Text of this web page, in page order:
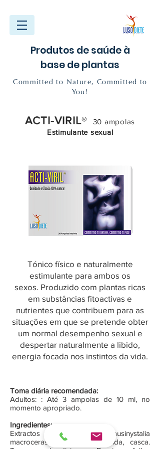
Produtos de saúde à
base de plantas
Committed to Nature, Committed to
You!
ACTI-VIRIL®
30 ampolas
Estimulante sexual
Tónico físico e naturalmente
estimulante para ambos os
sexos. Produzido com plantas ricas
em substâncias fitoactivas e
nutrientes que contribuem para as
situações em que se pretende obter
um normal desempenho sexual e
despertar naturalmente a libido,
energia focada nos instintos da vida.
Toma diária recomendada:
Adultos: : Até 3 ampolas de 10 ml, no
momento apropriado.
Ingredientes:
Extractos líquidos de: Pausinystalia
macroceras - Pau de Cabinda, casca.